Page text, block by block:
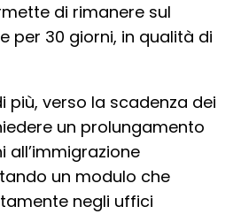
di rimanere sul
per 30 giorni, in qualità di
più, verso la scadenza dei
un prolungamento
all’immigrazione
un modulo che
negli uffici